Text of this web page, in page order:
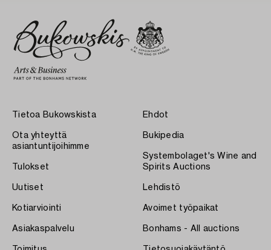
Tietoa Bukowskista
Ota yhteyttä
asiantuntijoihimme
Tulokset
Uutiset
Kotiarviointi
Asiakaspalvelu
Ehdot
Bukipedia
Systembolaget's Wine and
Spirits Auctions
Lehdistö
Avoimet työpaikat
Bonhams - All auctions